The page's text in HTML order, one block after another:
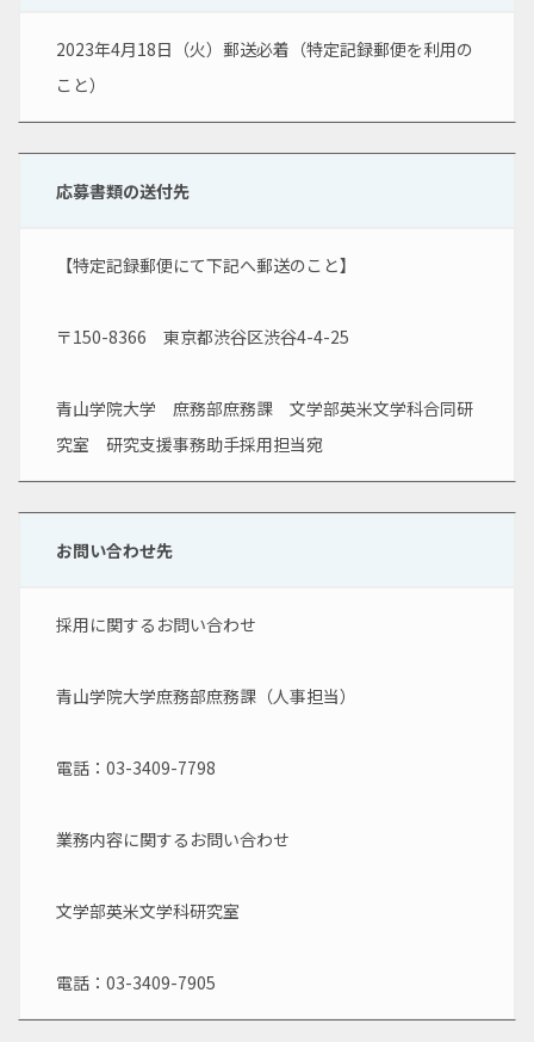
2023年4月18日（火）郵送必着（特定記録郵便を利用の
こと）
応募書類の送付先
【特定記録郵便にて下記へ郵送のこと】
〒150-8366　東京都渋谷区渋谷4-4-25
青山学院大学　庶務部庶務課　文学部英米文学科合同研
究室　研究支援事務助手採用担当宛
お問い合わせ先
採用に関するお問い合わせ
青山学院大学庶務部庶務課（人事担当）
電話：03-3409-7798
業務内容に関するお問い合わせ
文学部英米文学科研究室
電話：03-3409-7905